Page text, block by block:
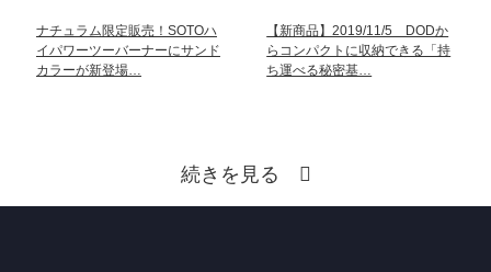
ナチュラム限定販売！SOTOハ
イパワーツーバーナーにサンド
カラーが新登場…
【新商品】2019/11/5 DODか
らコンパクトに収納できる「持
ち運べる秘密基…
続きを見る